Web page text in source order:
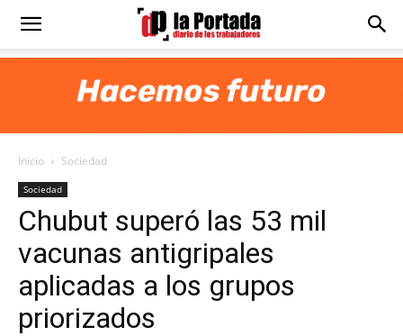
Diario
Portada
Inicio Sociedad
Sociedad
Chubut superó las 53 mil
vacunas antigripales
aplicadas a los grupos
priorizados